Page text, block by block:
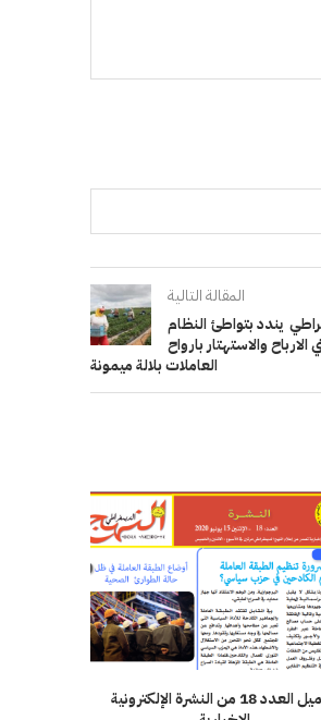
المقالة التالية
يندد بتواطئ النظام
والاستهتار بارواح
العاملات بلالة ميمونة
تحميل العدد 18 من النشرة الإلكترونية